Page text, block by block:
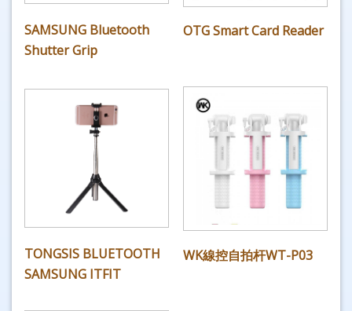
SAMSUNG Bluetooth
Shutter Grip
OTG Smart Card Reader
TONGSIS BLUETOOTH
SAMSUNG ITFIT
WK線控自拍杆WT-P03